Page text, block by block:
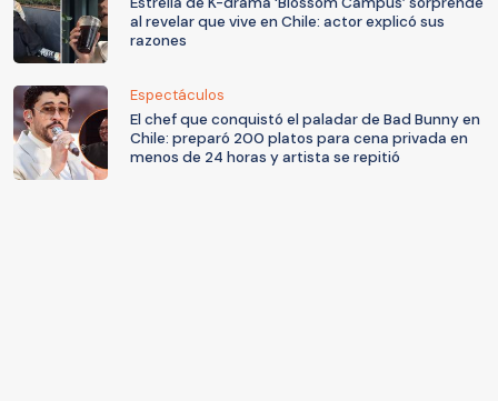
al revelar que vive en Chile: actor explicó sus
razones
Espectáculos
El chef que conquistó el paladar de Bad Bunny en
Chile: preparó 200 platos para cena privada en
menos de 24 horas y artista se repitió